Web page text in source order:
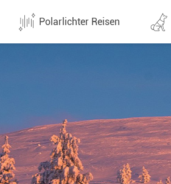
Polarlichter Reisen
Norwegen
Schweden